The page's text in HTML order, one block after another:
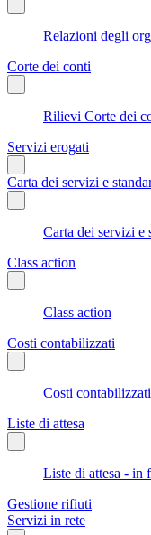
Relazioni degli
Corte dei conti
Rilievi Corte dei
Servizi erogati
Carta dei servizi e
Carta dei servizi e
Class action
Class action
Costi contabilizzati
Costi
Liste di attesa
Liste di attesa - in
Gestione rifiuti
Servizi in rete